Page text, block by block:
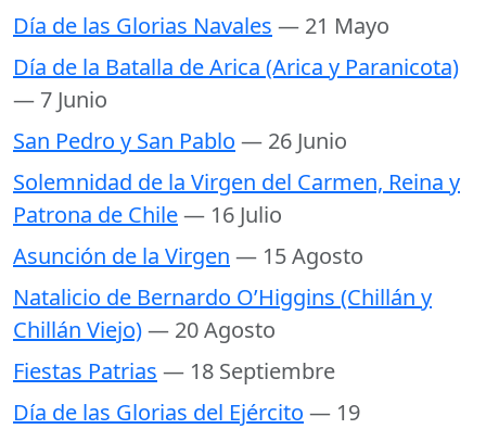
Día de las Glorias Navales — 21 Mayo
Día de la Batalla de Arica (Arica y Paranicota)
— 7 Junio
San Pedro y San Pablo — 26 Junio
Solemnidad de la Virgen del Carmen, Reina y
Patrona de Chile— 16 Julio
Asunción de la Virgen — 15 Agosto
Natalicio de Bernardo O’Higgins (Chillán y
Chillán Viejo)— 20 Agosto
Fiestas Patrias — 18 Septiembre
Día de las Glorias del Ejército — 19